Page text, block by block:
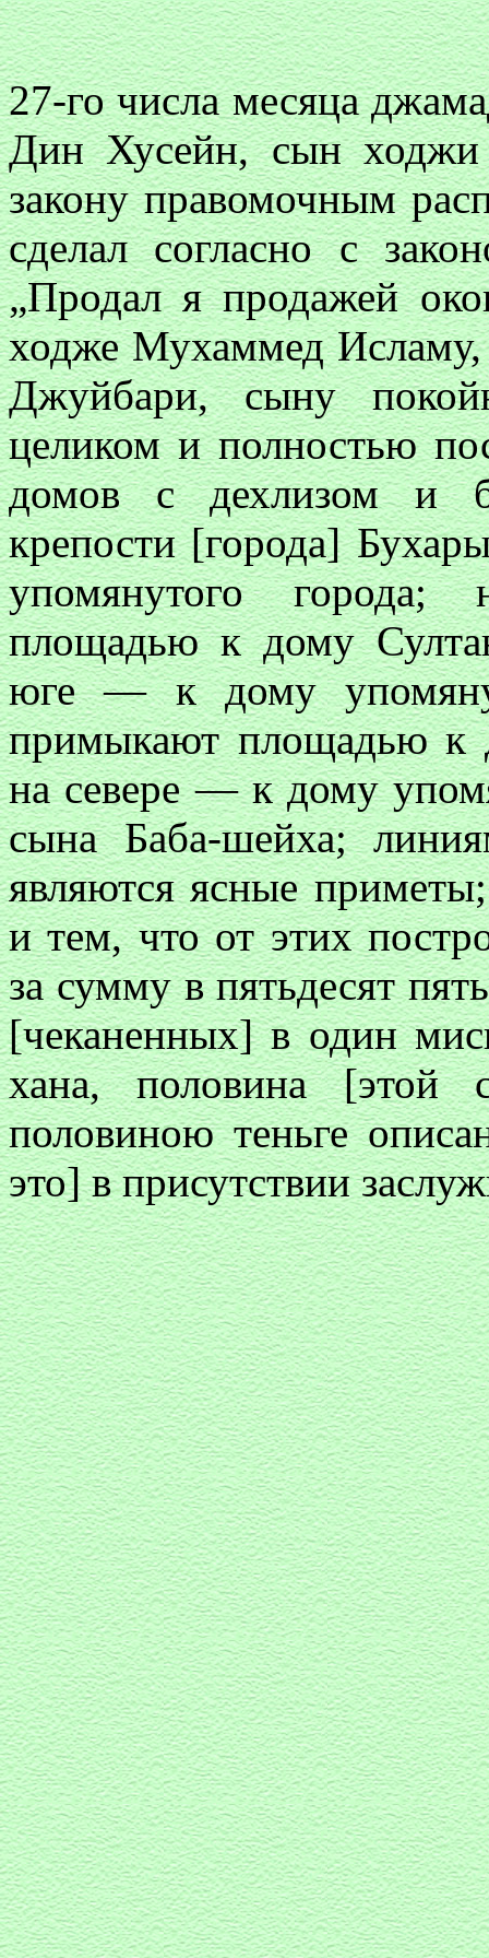
27-го числа месяца
Дин Хусейн, сын
закону правомочным
сделал согласно с
„Продал я продажей
ходже Мухаммед
Джуйбари, сыну
целиком и полностью
домов с дехлизом и
крепости [города]
упомянутого
площадью к дому
юге — к дому
примыкают площадью к
на севере — к дому
сына Баба-шейха;
являются ясные
и тем, что от этих
за сумму в пятьдесят
[чеканенных] в один
хана, половина
половиною теньге
это] в присутствии